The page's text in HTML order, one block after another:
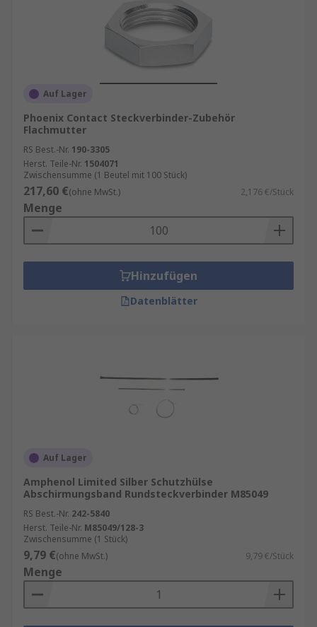
Auf Lager
Phoenix Contact Steckverbinder-Zubehör
Flachmutter
RS Best.-Nr. 190-3305
Herst. Teile-Nr. 1504071
Zwischensumme (1 Beutel mit 100 Stück)
217,60 €(ohne MwSt.) 2,176 €/Stück
Menge
Hinzufügen
Datenblätter
Auf Lager
Amphenol Limited Silber Schutzhülse
Abschirmungsband Rundsteckverbinder M85049
RS Best.-Nr. 242-5840
Herst. Teile-Nr. M85049/128-3
Zwischensumme (1 Stück)
9,79 €(ohne MwSt.) 9,79 €/Stück
Menge